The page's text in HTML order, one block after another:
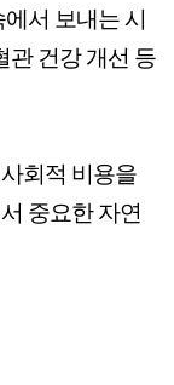
서 보내는 시
관 건강 개선 등
회적 비용을
중요한 자연